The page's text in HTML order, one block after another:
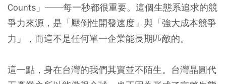
Counts」──每一秒都很重要。這個生態系追求的競
爭力來源，是「壓倒性開發速度」與「強大成本競爭
力」，而這不是任何單一企業能長期匹敵的。
這一點，身在台灣的我們其實並不陌生。台灣晶圓代